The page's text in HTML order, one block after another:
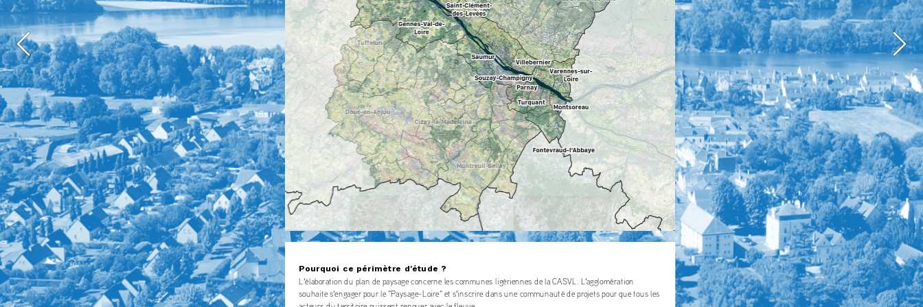
Pourquoi ce périmètre d'étude ?
L'élaboration du plan de paysage concerne les communes ligériennes de la CASVL. L'agglomération
souhaite s'engager pour le "Paysage-Loire" et s'inscrire dans une communauté de projets pour que tous les